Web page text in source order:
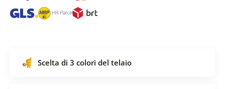
Scelta di 3 colori del telaio